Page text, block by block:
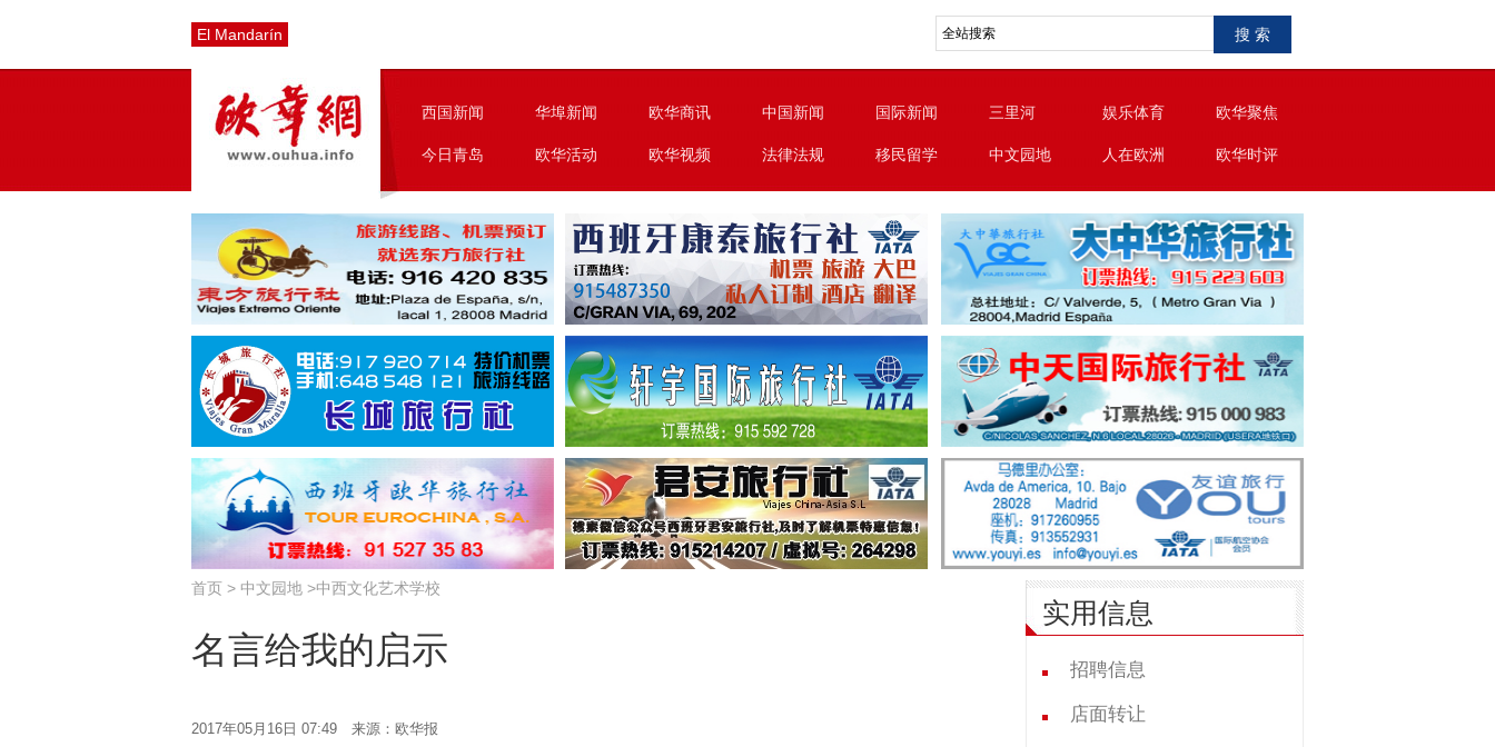
El Mandarín 搜 索
西国新闻 华埠新闻 欧华商讯 中国新闻 国际新闻 三里河 娱乐体育 欧华聚焦
今日青岛 欧华活动 欧华视频 法律法规 移民留学 中文园地 人在欧洲 欧华时评
首页 > 中文园地 >中西文化艺术学校
名言给我的启示
2017年05月16日 07:49 来源：欧华报
实用信息
招聘信息
店面转让